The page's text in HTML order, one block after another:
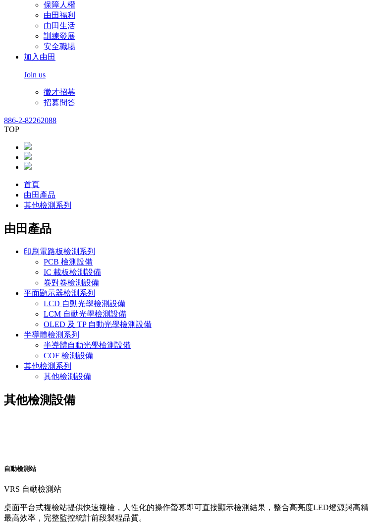
保障人權
由田福利
由田生活
訓練發展
安全職場
加入由田
Join us
徵才招募
招募問答
886-2-82262088
TOP
首頁
由田產品
其他檢測系列
由田產品
印刷電路板檢測系列
PCB 檢測設備
IC 載板檢測設備
卷對卷檢測設備
平面顯示器檢測系列
LCD 自動光學檢測設備
LCM 自動光學檢測設備
OLED 及 TP 自動光學檢測設備
半導體檢測系列
半導體自動光學檢測設備
COF 檢測設備
其他檢測系列
其他檢測設備
其他檢測設備
自動檢測站
VRS 自動檢測站
桌面平台式複檢站提供快速複檢，人性化的操作螢幕即可直接顯示檢測結果，整合高亮度LED燈源與
最高效率，完整監控統計前段製程品質。